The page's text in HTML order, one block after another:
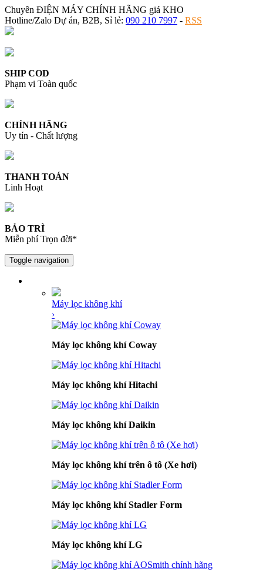
Chuyên ĐIỆN MÁY CHÍNH HÃNG giá KHO
Hotline/Zalo Dự án, B2B, Sỉ lẻ: 090 210 7997 - RSS
SHIP COD
Phạm vi Toàn quốc
CHÍNH HÃNG
Uy tín - Chất lượng
THANH TOÁN
Linh Hoạt
BẢO TRÌ
Miễn phí Trọn đời*
Toggle navigation
Máy lọc không khí
›
Máy lọc không khí Coway
Máy lọc không khí Hitachi
Máy lọc không khí Daikin
Máy lọc không khí trên ô tô (Xe hơi)
Máy lọc không khí Stadler Form
Máy lọc không khí LG